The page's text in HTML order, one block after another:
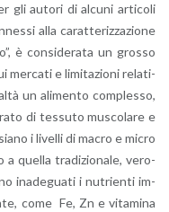
gli au­to­ri di al­cu­ni ar­ti­co­li
alla ca­rat­te­riz­za­zio­ne
è con­si­de­ra­ta un gros­so
mer­ca­ti e li­mi­ta­zio­ni re­la­ti­
un ali­men­to com­ples­so,
di tes­su­to mu­sco­la­re e
i li­vel­li di macro e micro
a quel­la tra­di­zio­na­le, ve­ro­
ina­de­gua­ti i nu­trien­ti im­
come Fe, Zn e vi­ta­mi­na